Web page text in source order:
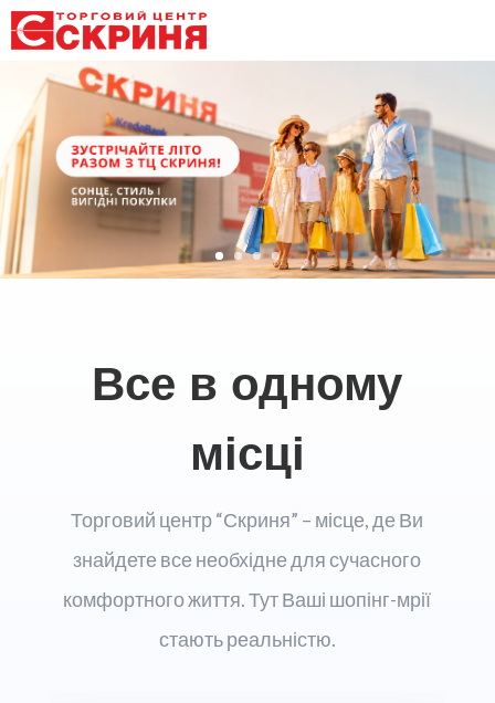
Все в одному
місці
Торговий центр “Скриня” – місце, де Ви
знайдете все необхідне для сучасного
комфортного життя. Тут Ваші шопінг-мрії
стають реальністю.